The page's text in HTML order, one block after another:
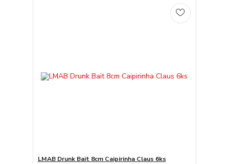
LMAB Drunk Bait 8cm Caipirinha Claus 6ks